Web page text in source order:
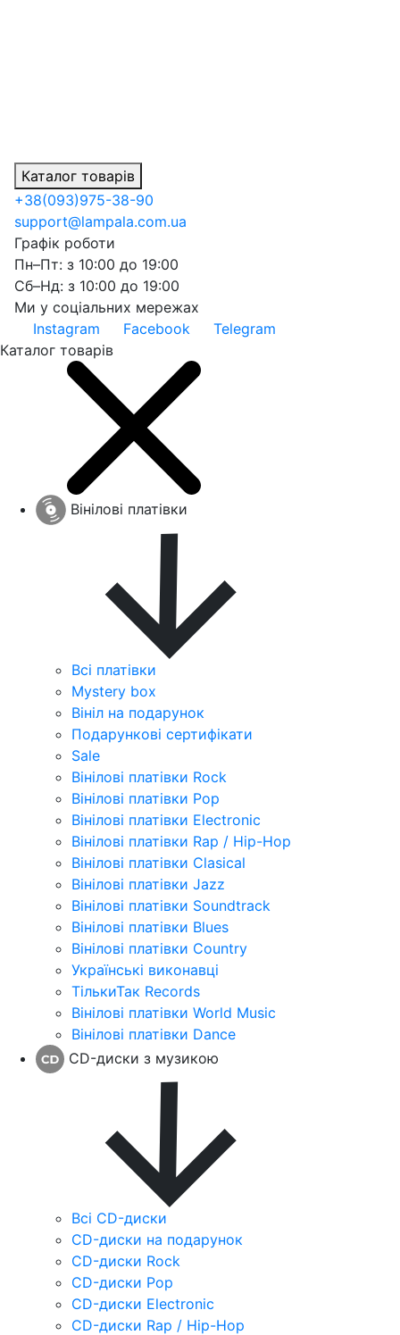
Каталог товарів
+38(093)975-38-90
support@lampala.com.ua
Графік роботи
Пн–Пт: з 10:00 до 19:00
Сб–Нд: з 10:00 до 19:00
Ми у соціальних мережах
Instagram
Facebook
Telegram
Каталог товарів
Вінілові платівки
Всі платівки
Mystery box
Вініл на подарунок
Подарункові сертифікати
Sale
Вінілові платівки Rock
Вінілові платівки Pop
Вінілові платівки Electronic
Вінілові платівки Rap / Hip-Hop
Вінілові платівки Clasical
Вінілові платівки Jazz
Вінілові платівки Soundtrack
Вінілові платівки Blues
Вінілові платівки Country
Українські виконавці
ТількиТак Records
Вінілові платівки World Music
Вінілові платівки Dance
CD-диски з музикою
Всі CD-диски
CD-диски на подарунок
CD-диски Rock
CD-диски Pop
CD-диски Electronic
CD-диски Rap / Hip-Hop